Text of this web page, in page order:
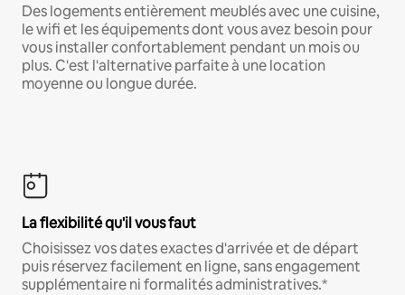
Des logements entièrement meublés avec une cuisine,
le wifi et les équipements dont vous avez besoin pour
vous installer confortablement pendant un mois ou
plus. C'est l'alternative parfaite à une location
moyenne ou longue durée.
La flexibilité qu'il vous faut
Choisissez vos dates exactes d'arrivée et de départ
puis réservez facilement en ligne, sans engagement
supplémentaire ni formalités administratives.*